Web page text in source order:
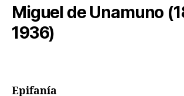
Miguel de Unamuno
1936)
Epifanía